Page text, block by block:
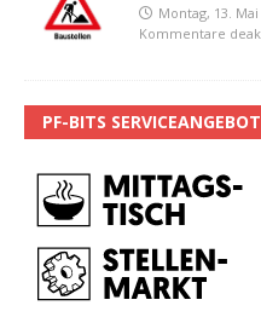
Montag, 13. Mai
Kommentare
PF-BITS